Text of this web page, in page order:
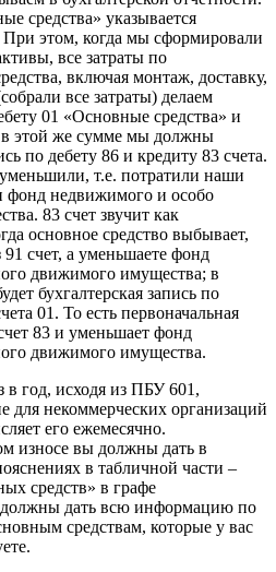
средства» указывается
При этом, когда мы сформировали
все затраты по
включая монтаж, доставку,
все затраты) делаем
01 «Основные средства» и
в этой же сумме мы должны
по дебету 86 и кредиту 83 счета.
т.е. потратили наши
фонд недвижимого и особо
83 счет звучит как
основное средство выбывает,
счет, а уменьшаете фонд
движимого имущества; в
бухгалтерская запись по
01. То есть первоначальная
83 и уменьшает фонд
движимого имущества.
в год, исходя из ПБУ 601,
для некоммерческих организаций
его ежемесячно.
износе вы должны дать в
в табличной части –
средств» в графе
дать всю информацию по
средствам, которые у вас